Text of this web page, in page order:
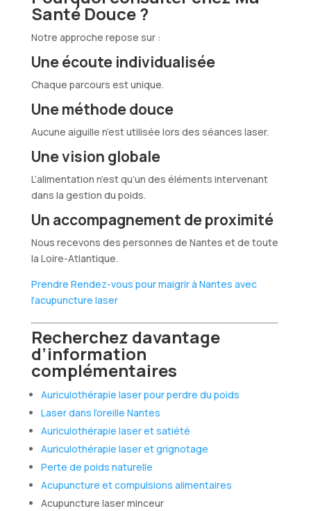
Santé Douce ?
Notre approche repose sur :
Une écoute individualisée
Chaque parcours est unique.
Une méthode douce
Aucune aiguille n’est utilisée lors des séances laser.
Une vision globale
L’alimentation n’est qu’un des éléments intervenant
dans la gestion du poids.
Un accompagnement de proximité
Nous recevons des personnes de Nantes et de toute
la Loire-Atlantique.
Prendre Rendez-vous pour maigrir à Nantes avec
l’acupuncture laser
Recherchez davantage
d’information
complémentaires
Auriculothérapie laser pour perdre du poids
Laser dans l’oreille Nantes
Auriculothérapie laser et satiété
Auriculothérapie laser et grignotage
Perte de poids naturelle
Acupuncture et compulsions alimentaires
Acupuncture laser minceur